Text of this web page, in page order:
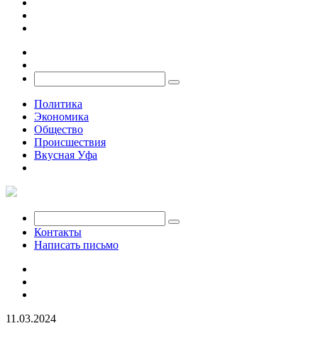
Политика
Экономика
Общество
Происшествия
Вкусная Уфа
Контакты
Написать письмо
11.03.2024